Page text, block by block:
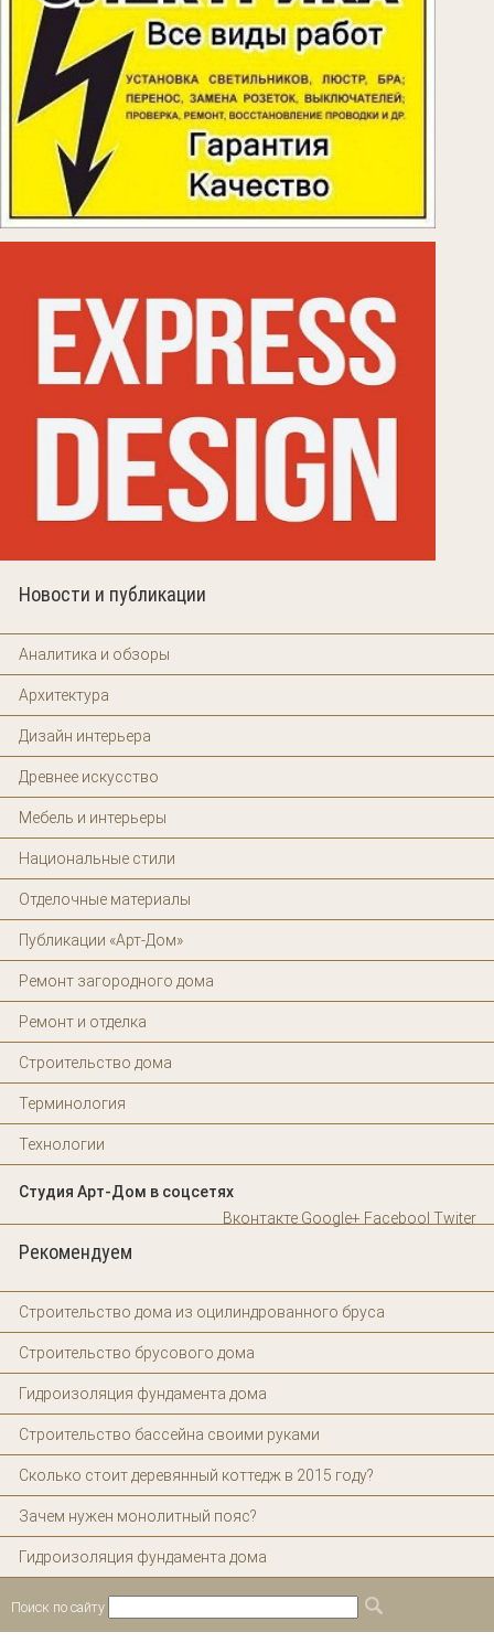
Новости и публикации
Аналитика и обзоры
Архитектура
Дизайн интерьера
Древнее искусство
Мебель и интерьеры
Национальные стили
Отделочные материалы
Публикации «Арт-Дом»
Ремонт загородного дома
Ремонт и отделка
Строительство дома
Терминология
Технологии
Студия Арт-Дом в соцсетях
Вконтакте Google+ Facebool Twiter
Рекомендуем
Строительство дома из оцилиндрованного бруса
Строительство брусового дома
Гидроизоляция фундамента дома
Строительство бассейна своими руками
Сколько стоит деревянный коттедж в 2015 году?
Зачем нужен монолитный пояс?
Гидроизоляция фундамента дома
Форма поиска
Поиск по сайту